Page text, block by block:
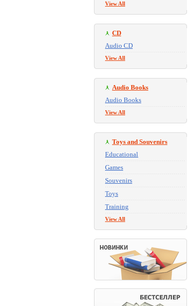
View All
CD
Audio CD
View All
Audio Books
Audio Books
View All
Toys and Souvenirs
Educational
Games
Souvenirs
Toys
Training
View All